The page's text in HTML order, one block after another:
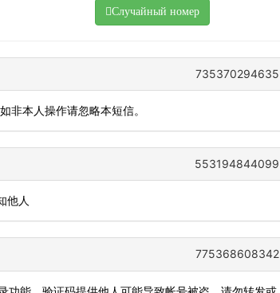
Случайный номер
735370294635
非本人操作请忽略本短信。
553194844099
他人
775368608342